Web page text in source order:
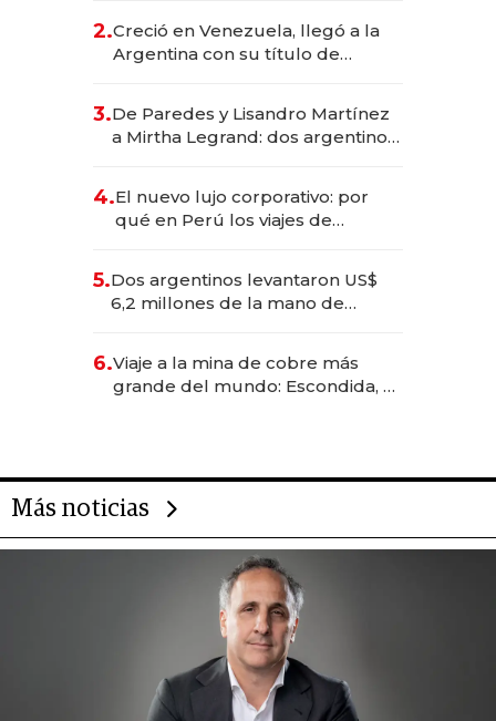
2.Creció en Venezuela, llegó a la
Argentina con su título de
las marcas "fast premium"
3.De Paredes y Lisandro Martínez
a Mirtha Legrand: dos argentinos
4.El nuevo lujo corporativo: por
qué en Perú los viajes de
para convertirse en experiencias
transformadoras
5.Dos argentinos levantaron US$
6,2 millones de la mano de
6.Viaje a la mina de cobre más
grande del mundo: Escondida, el
Más noticias